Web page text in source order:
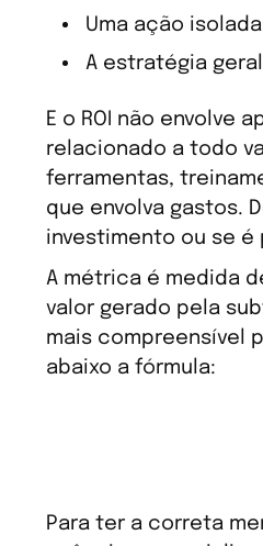
Uma ação
A estratégia
E o ROI não envolve
relacionado a todo
ferramentas,
que envolva gastos.
investimento ou se
A métrica é medida
valor gerado pela
mais compreensível
abaixo a fórmula:
Para ter a correta